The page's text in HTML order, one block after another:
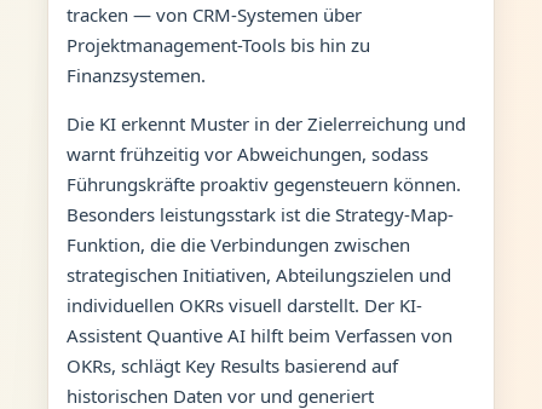
tracken — von CRM-Systemen über
Projektmanagement-Tools bis hin zu
Finanzsystemen.
Die KI erkennt Muster in der Zielerreichung und
warnt frühzeitig vor Abweichungen, sodass
Führungskräfte proaktiv gegensteuern können.
Besonders leistungsstark ist die Strategy-Map-
Funktion, die die Verbindungen zwischen
strategischen Initiativen, Abteilungszielen und
individuellen OKRs visuell darstellt. Der KI-
Assistent Quantive AI hilft beim Verfassen von
OKRs, schlägt Key Results basierend auf
historischen Daten vor und generiert